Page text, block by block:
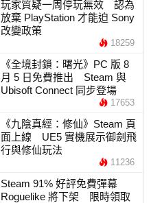
玩家質疑一周停玩無效 認為
放棄 PlayStation 才能迫 Sony
改變政策
18259
《全境封鎖：曙光》PC 版 8
月 5 日免費推出 Steam 與
Ubisoft Connect 同步登場
17653
《九陰真經：修仙》Steam 頁
面上線 UE5 實機展示御劍飛
行與修仙玩法
11236
Steam 91% 好評免費彈幕
Roguelike 將下架 限時領取